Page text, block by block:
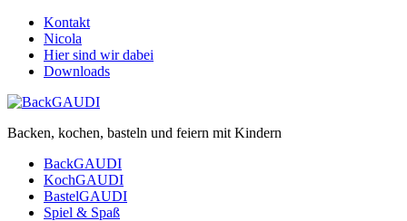
Kontakt
Nicola
Hier sind wir dabei
Downloads
Backen, kochen, basteln und feiern mit Kindern
BackGAUDI
KochGAUDI
BastelGAUDI
Spiel & Spaß